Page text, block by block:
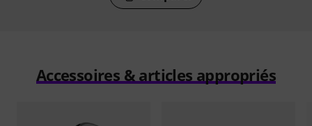
Accessoires & articles appropriés